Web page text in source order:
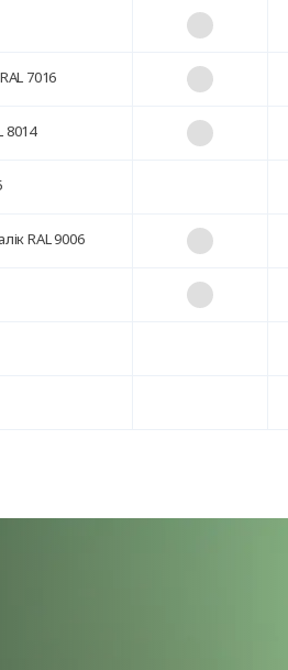
7016
8014
RAL 9006